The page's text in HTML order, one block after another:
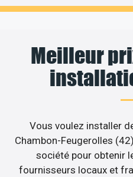
Meilleur
Vous voulez installer
Chambon-Feugerolles
société pour obtenir
fournisseurs locaux et